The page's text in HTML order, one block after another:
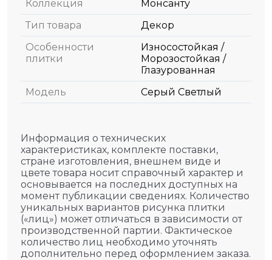
Коллекция
Монсанту
Тип товара
Декор
Особенности
плитки
Износостойкая /
Морозостойкая /
Глазурованная
Модель
Серый Светлый
Информация о технических
характеристиках, комплекте поставки,
стране изготовления, внешнем виде и
цвете товара носит справочный характер и
основывается на последних доступных на
момент публикации сведениях. Количество
уникальных вариантов рисунка плитки
(«лиц») может отличаться в зависимости от
производственной партии. Фактическое
количество лиц необходимо уточнять
дополнительно перед оформлением заказа.